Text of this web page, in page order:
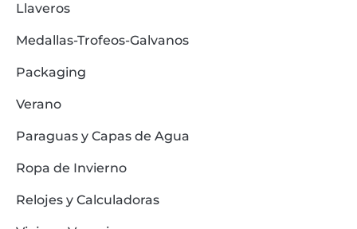
Llaveros
Medallas-Trofeos-Galvanos
Packaging
Verano
Paraguas y Capas de Agua
Ropa de Invierno
Relojes y Calculadoras